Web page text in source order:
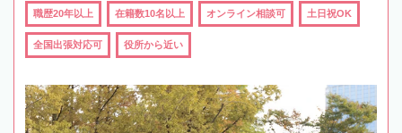
職歴20年以上 在籍数10名以上 オンライン相談可 土日祝OK
全国出張対応可 役所から近い